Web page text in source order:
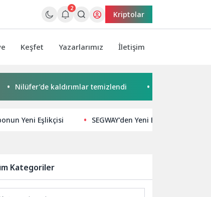
2
Kriptolar
Keşfet Yazarlarımız İletişim
kaldırımlar temizlendi Başkan
Yeni Eşlikçisi SEGWAY’den Yeni Bir Kilometre
Kategoriler